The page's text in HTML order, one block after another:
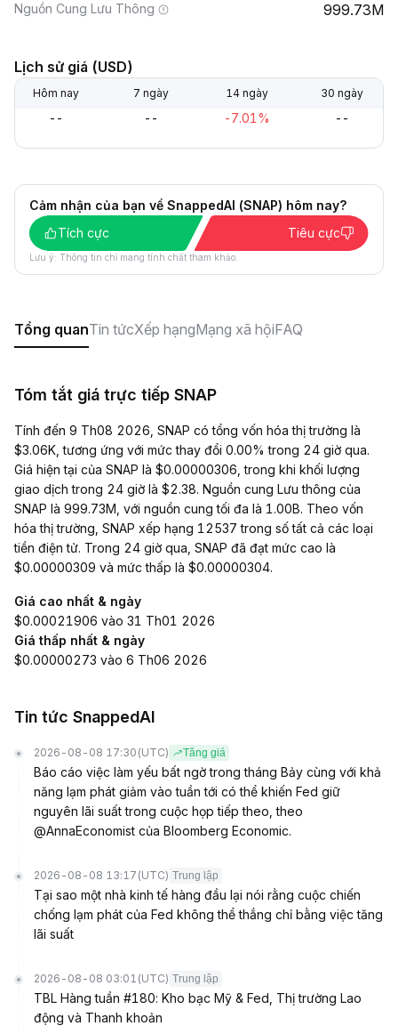
Nguồn Cung Lưu Thông 999.73M
Lịch sử giá (USD)
Hôm nay 7 ngày 14 ngày 30 ngày
-- -- -7.01% --
Cảm nhận của bạn về SnappedAI (SNAP) hôm nay?
Tích cực
Tiêu cực
Lưu ý: Thông tin chỉ mang tính chất tham khảo.
Tổng quanTin tứcXếp hạngMạng xã hộiFAQ
Tóm tắt giá trực tiếp SNAP
Tính đến 9 Th08 2026, SNAP có tổng vốn hóa thị trường là
$3.06K, tương ứng với mức thay đổi 0.00% trong 24 giờ qua.
Giá hiện tại của SNAP là $0.00000306, trong khi khối lượng
giao dịch trong 24 giờ là $2.38. Nguồn cung Lưu thông của
SNAP là 999.73M, với nguồn cung tối đa là 1.00B. Theo vốn
hóa thị trường, SNAP xếp hạng 12537 trong số tất cả các loại
tiền điện tử. Trong 24 giờ qua, SNAP đã đạt mức cao là
$0.00000309 và mức thấp là $0.00000304.
Giá cao nhất & ngày
$0.00021906 vào 31 Th01 2026
Giá thấp nhất & ngày
$0.00000273 vào 6 Th06 2026
Tin tức SnappedAI
2026-08-08 17:30 (UTC) Tăng giá
Báo cáo việc làm yếu bất ngờ trong tháng Bảy cùng với khả
năng lạm phát giảm vào tuần tới có thể khiến Fed giữ
nguyên lãi suất trong cuộc họp tiếp theo, theo
@AnnaEconomist của Bloomberg Economic.
2026-08-08 13:17 (UTC) Trung lập
Tại sao một nhà kinh tế hàng đầu lại nói rằng cuộc chiến
chống lạm phát của Fed không thể thắng chỉ bằng việc tăng
lãi suất
2026-08-08 03:01 (UTC) Trung lập
TBL Hàng tuần #180: Kho bạc Mỹ & Fed, Thị trường Lao
động và Thanh khoản